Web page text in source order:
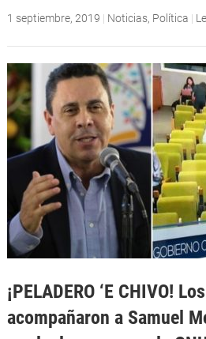
1 septiembre, 2019 | Noticias, Política |
¡PELADERO ‘E CHIVO!
acompañaron a Samuel